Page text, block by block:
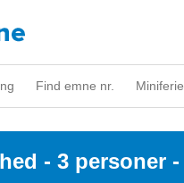
Find emne nr. Miniferie
- 3 personer -